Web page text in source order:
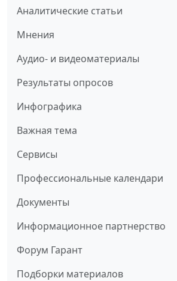
Аналитические статьи
Мнения
Аудио- и видеоматериалы
Результаты опросов
Инфографика
Важная тема
Сервисы
Профессиональные календари
Документы
Информационное партнерство
Форум Гарант
Подборки материалов